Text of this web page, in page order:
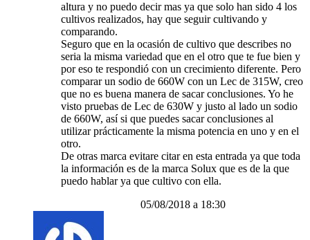
altura y no puedo decir mas ya que solo han sido 4 los
cultivos realizados, hay que seguir cultivando y
comparando.
Seguro que en la ocasión de cultivo que describes no
seria la misma variedad que en el otro que te fue bien y
por eso te respondió con un crecimiento diferente. Pero
comparar un sodio de 660W con un Lec de 315W, creo
que no es buena manera de sacar conclusiones. Yo he
visto pruebas de Lec de 630W y justo al lado un sodio
de 660W, así si que puedes sacar conclusiones al
utilizar prácticamente la misma potencia en uno y en el
otro.
De otras marca evitare citar en esta entrada ya que toda
la información es de la marca Solux que es de la que
puedo hablar ya que cultivo con ella.
05/08/2018 a 18:30